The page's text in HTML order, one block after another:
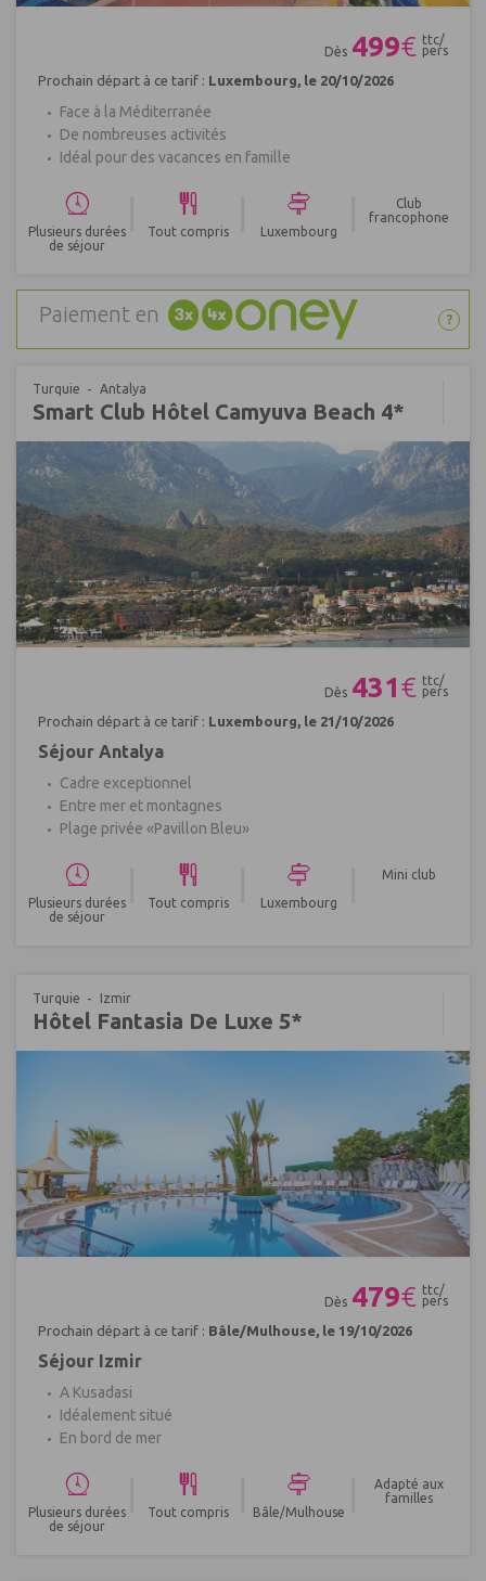
Dès 499€ ttc/
pers
Prochain départ à ce tarif : Luxembourg, le 20/10/2026
Face à la Méditerranée
De nombreuses activités
Idéal pour des vacances en famille
Plusieurs durées
de séjour
Tout compris Luxembourg
Club
francophone
Paiement en ?
Turquie Antalya
Smart Club Hôtel Camyuva Beach 4*
Dès 431€ ttc/
pers
Prochain départ à ce tarif : Luxembourg, le 21/10/2026
Séjour Antalya
Cadre exceptionnel
Entre mer et montagnes
Plage privée «Pavillon Bleu»
Plusieurs durées
de séjour
Tout compris Luxembourg
Mini club
Turquie Izmir
Hôtel Fantasia De Luxe 5*
Dès 479€ ttc/
pers
Prochain départ à ce tarif : Bâle/Mulhouse, le 19/10/2026
Séjour Izmir
A Kusadasi
Idéalement situé
En bord de mer
Plusieurs durées
de séjour
Tout compris Bâle/Mulhouse
Adapté aux
familles